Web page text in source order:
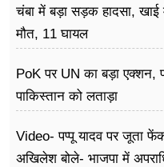
चंबा में बड़ा सड़क हादसा, खाई
मौत, 11 घायल
PoK पर UN का बड़ा एक्शन,
पाकिस्तान को लताड़ा
Video- पप्पू यादव पर जूता
अखिलेश बोले- भाजपा में